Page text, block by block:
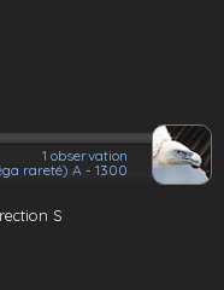
1 observation
rareté) A - 1300
S